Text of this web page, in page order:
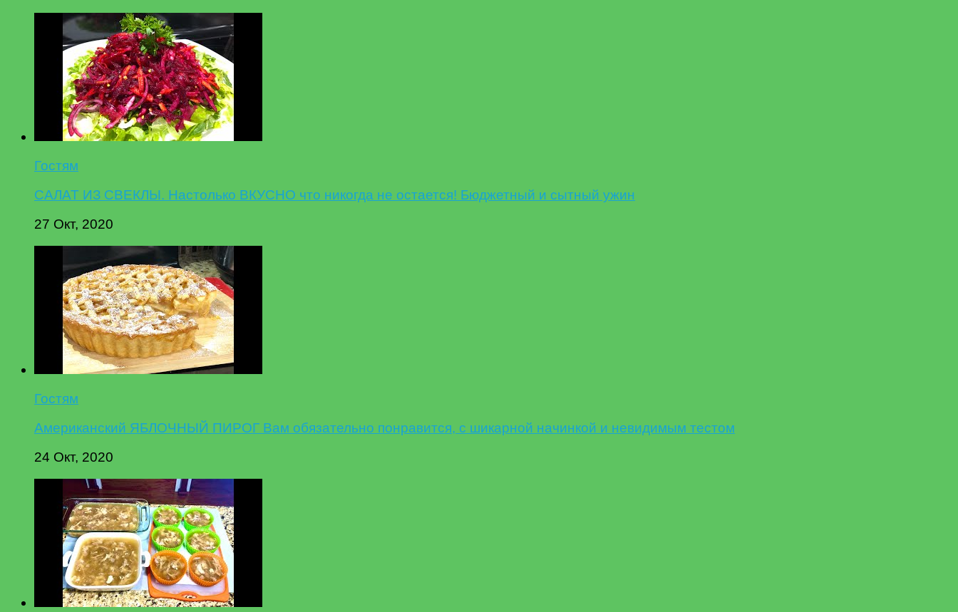
Гостям
САЛАТ ИЗ СВЕКЛЫ. Настолько ВКУСНО что никогда не остается! Бюджетный и сытный ужин
27 Окт, 2020
Гостям
Американский ЯБЛОЧНЫЙ ПИРОГ Вам обязательно понравится, с шикарной начинкой и невидимым тестом
24 Окт, 2020